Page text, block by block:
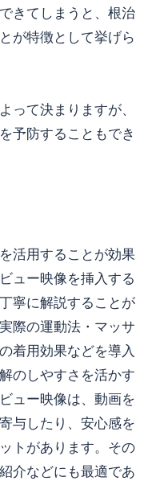
きてしまうと、根治
が特徴として挙げら
って決まりますが、
予防することもでき
活用することが効果
ュー映像を挿入する
寧に解説することが
際の運動法・マッサ
着用効果などを導入
のしやすさを活かす
ュー映像は、動画を
与したり、安心感を
トがあります。その
介などにも最適であ